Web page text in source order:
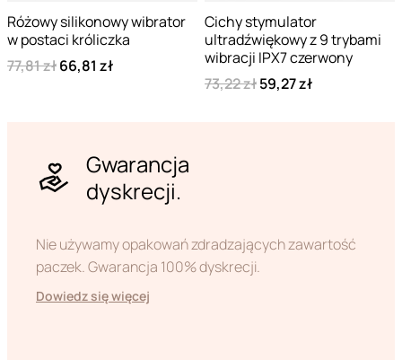
Różowy silikonowy wibrator
w postaci króliczka
77,81 zł66,81 zł
Cichy stymulator
ultradźwiękowy z 9 trybami
wibracji IPX7 czerwony
73,22 zł59,27 zł
Gwarancja
dyskrecji.
Nie używamy opakowań zdradzających zawartość
paczek. Gwarancja 100% dyskrecji.
Dowiedz się więcej